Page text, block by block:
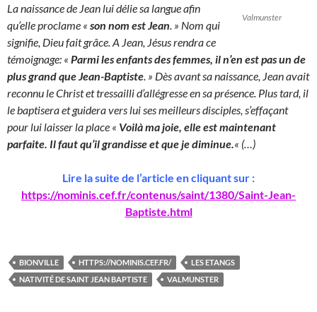
Valmunster
La naissance de Jean lui délie sa langue afin
qu’elle proclame « son nom est Jean. » Nom qui
signifie, Dieu fait grâce. A Jean, Jésus rendra ce
témoignage: « Parmi les enfants des femmes, il n’en est pas un de
plus grand que Jean-Baptiste. » Dès avant sa naissance, Jean avait
reconnu le Christ et tressailli d’allégresse en sa présence. Plus tard, il
le baptisera et guidera vers lui ses meilleurs disciples, s’effaçant
pour lui laisser la place « Voilà ma joie, elle est maintenant
parfaite. Il faut qu’il grandisse et que je diminue.« (…)
Lire la suite de l’article en cliquant sur :
https://nominis.cef.fr/contenus/saint/1380/Saint-Jean-
Baptiste.html
BIONVILLE HTTPS://NOMINIS.CEF.FR/
LES ETANGS
NATIVITÉ DE SAINT JEAN BAPTISTE
VALMUNSTER